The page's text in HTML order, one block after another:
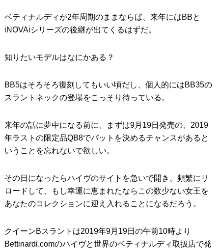
ベティナルディが2年周期のままならば、来年にはBBと
iNOVAiシリーズの後継が出てくるはずだ。
知りたいモデルはなにかある？
BB5はそろそろ復刻してもいい頃だし、個人的にはBB35の
スラントネックの登場をこっそり待っている。
来年の話に夢中になる前に、まずは9月19日発売の、2019
年ラストの限定品QB8でパットを決めるチャンスがあると
いうことを忘れないで欲しい。
その日になったらハイヴのサイトを急いで開き、頻繁にリ
ロードして、もし幸運に恵まれたならこの数少ない女王を
あなたのコレクションに迎え入れることになるだろう。
クイーンBスラントは2019年9月19日の午前10時より
Bettinardi.comのハイヴと世界のベティナルディ取扱店で発